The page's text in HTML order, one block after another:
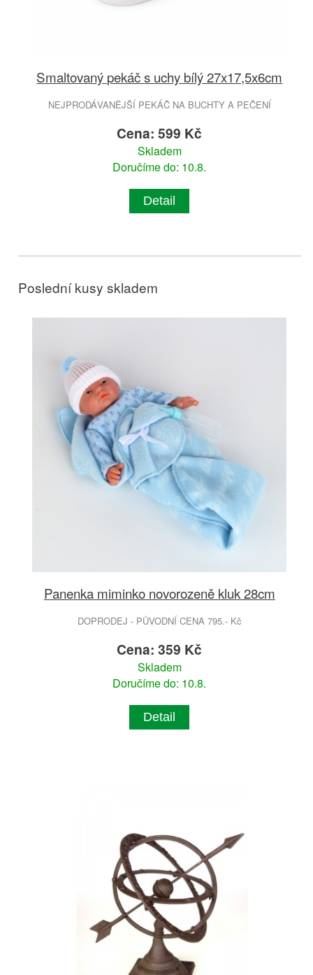
Smaltovaný pekáč s uchy bílý 27x17,5x6cm
NEJPRODÁVANĚJŠÍ PEKÁČ NA BUCHTY A PEČENÍ
Cena: 599 Kč
Skladem
Doručíme do: 10.8.
Detail
Poslední kusy skladem
Panenka miminko novorozeně kluk 28cm
DOPRODEJ - PŮVODNÍ CENA 795.- Kč
Cena: 359 Kč
Skladem
Doručíme do: 10.8.
Detail